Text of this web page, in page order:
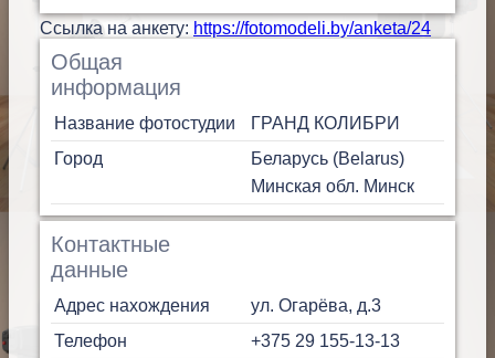
Cсылка на анкету: https://fotomodeli.by/anketa/24
Общая
информация
Название фотостудии
ГРАНД КОЛИБРИ
Город
Беларусь (Belarus)
Минская обл. Минск
Контактные
данные
Адрес нахождения
ул. Огарёва, д.3
Телефон
+375 29 155-13-13